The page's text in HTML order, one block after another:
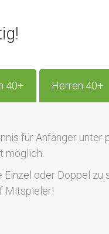
40+ Herren 40+
für Anfänger
möglich.
oder Doppel zu
Mitspieler!